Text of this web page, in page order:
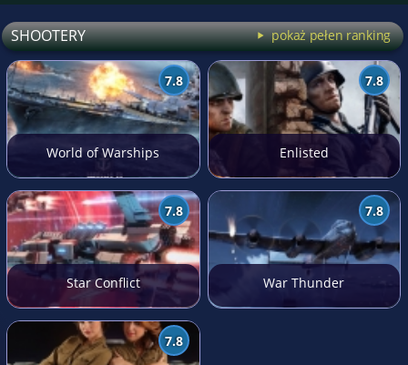
SHOOTERY pokaż pełen ranking
7.8
World of Warships
7.8
Enlisted
7.8
Star Conflict
7.8
War Thunder
7.8